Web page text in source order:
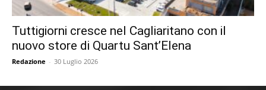
Tuttigiorni cresce nel Cagliaritano con il
nuovo store di Quartu Sant’Elena
Redazione - 30 Luglio 2026